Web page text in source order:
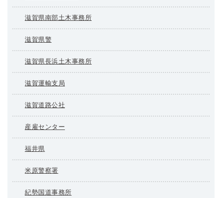
滋賀県南部土木事務所
滋賀県警
滋賀県長浜土木事務所
滋賀運輸支局
滋賀道路公社
産雇センター
福井県
米原警察署
紀勢国道事務所